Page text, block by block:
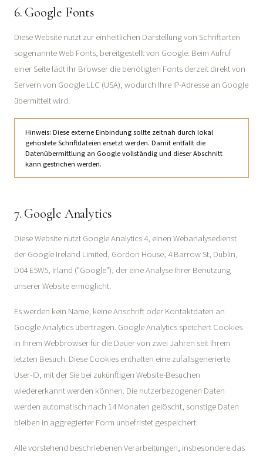
6. Google Fonts
Diese Website nutzt zur einheitlichen Darstellung von Schriftarten
sogenannte Web Fonts, bereitgestellt von Google. Beim Aufruf
einer Seite lädt Ihr Browser die benötigten Fonts derzeit direkt von
Servern von Google LLC (USA), wodurch Ihre IP-Adresse an Google
übermittelt wird.
Hinweis: Diese externe Einbindung sollte zeitnah durch lokal
gehostete Schriftdateien ersetzt werden. Damit entfällt die
Datenübermittlung an Google vollständig und dieser Abschnitt
kann gestrichen werden.
7. Google Analytics
Diese Website nutzt Google Analytics 4, einen Webanalysedienst
der Google Ireland Limited, Gordon House, 4 Barrow St, Dublin,
D04 E5W5, Irland ("Google"), der eine Analyse Ihrer Benutzung
unserer Website ermöglicht.
Es werden kein Name, keine Anschrift oder Kontaktdaten an
Google Analytics übertragen. Google Analytics speichert Cookies
in Ihrem Webbrowser für die Dauer von zwei Jahren seit Ihrem
letzten Besuch. Diese Cookies enthalten eine zufallsgenerierte
User-ID, mit der Sie bei zukünftigen Website-Besuchen
wiedererkannt werden können. Die nutzerbezogenen Daten
werden automatisch nach 14 Monaten gelöscht, sonstige Daten
bleiben in aggregierter Form unbefristet gespeichert.
Alle vorstehend beschriebenen Verarbeitungen, insbesondere das